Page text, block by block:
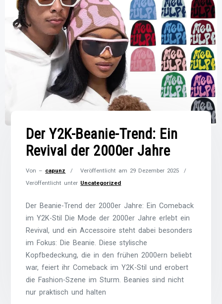
Der Y2K-Beanie-Trend: Ein
Revival der 2000er Jahre
Von – capunz Veröffentlicht am 29 Dezember 2025
Veröffentlicht unter Uncategorized
Der Beanie-Trend der 2000er Jahre: Ein Comeback
im Y2K-Stil Die Mode der 2000er Jahre erlebt ein
Revival, und ein Accessoire steht dabei besonders
im Fokus: Die Beanie. Diese stylische
Kopfbedeckung, die in den frühen 2000ern beliebt
war, feiert ihr Comeback im Y2K-Stil und erobert
die Fashion-Szene im Sturm. Beanies sind nicht
nur praktisch und halten